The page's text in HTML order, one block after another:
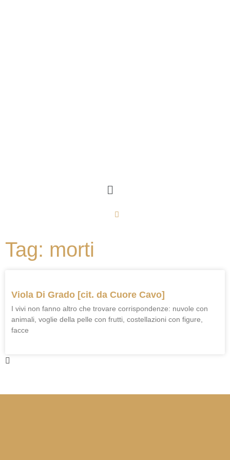
Tag: morti
Viola Di Grado [cit. da Cuore Cavo]
I vivi non fanno altro che trovare corrispondenze: nuvole con
animali, voglie della pelle con frutti, costellazioni con figure,
facce